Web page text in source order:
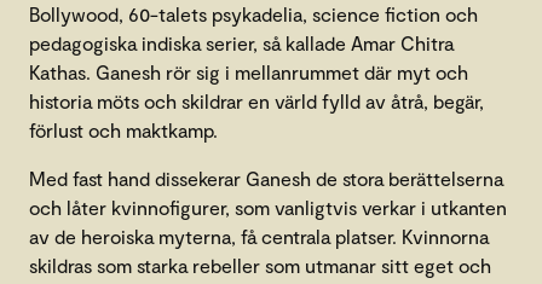
Bollywood, 60-talets psykadelia, science fiction och
pedagogiska indiska serier, så kallade Amar Chitra
Kathas. Ganesh rör sig i mellanrummet där myt och
historia möts och skildrar en värld fylld av åtrå, begär,
förlust och maktkamp.
Med fast hand dissekerar Ganesh de stora berättelserna
och låter kvinnofigurer, som vanligtvis verkar i utkanten
av de heroiska myterna, få centrala platser. Kvinnorna
skildras som starka rebeller som utmanar sitt eget och